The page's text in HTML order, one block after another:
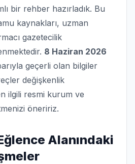
bir rehber hazırladık. Bu
kaynakları, uzman
gazetecilik
8 Haziran 2026
geçerli olan bilgiler
değişkenlik
ilgili resmi kurum ve
öneririz.
Alanındaki